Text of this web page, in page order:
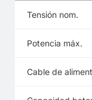
Tensión nom.
Potencia máx.
Cable de